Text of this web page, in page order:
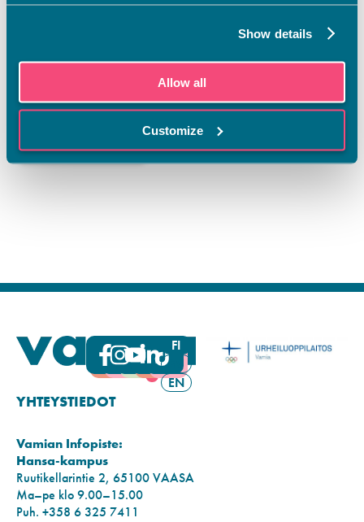
Show details
Allow all
Customize
Sertifioitu märkätilojen vedeneristäjien opettaja, Eurofins
FI
SV
EN
YHTEYSTIEDOT
Vamian Infopiste:
Hansa-kampus
Ruutikellarintie 2, 65100 VAASA
Ma–pe klo 9.00–15.00
Puh. +358 6 325 7411